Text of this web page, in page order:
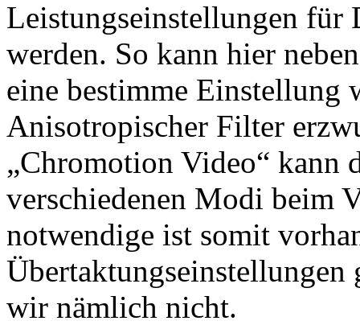
Leistungseinstellungen für
werden. So kann hier
eine bestimme Einstellung
Anisotropischer Filter
„Chromotion Video“ kann
verschiedenen Modi beim
notwendige ist somit
Übertaktungseinstellungen
wir nämlich nicht.